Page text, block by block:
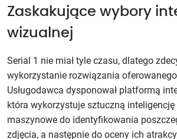
Zaskakujące wybory
wizualnej
Serial 1 nie miał tyle czasu, dlatego
wykorzystanie rozwiązania
Usługodawca dysponował platformą
która wykorzystuje sztuczną inteligencję
maszynowe do identyfikowania
zdjęcia, a następnie do oceny ich